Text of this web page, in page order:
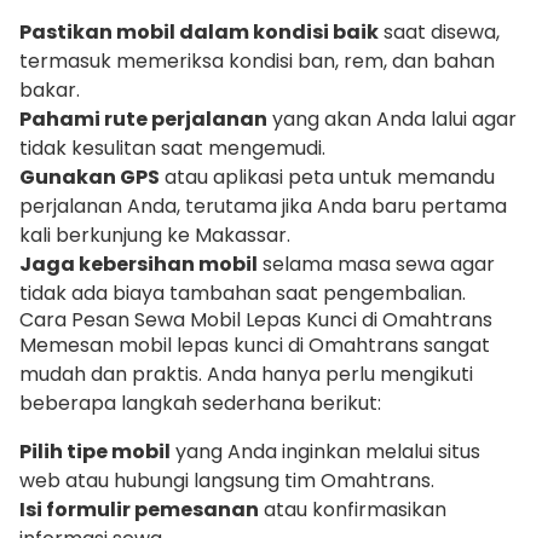
Pastikan mobil dalam kondisi baiksaat disewa,
termasuk memeriksa kondisi ban, rem, dan bahan
bakar.
Pahami rute perjalanan yang akan Anda lalui agar
tidak kesulitan saat mengemudi.
Gunakan GPS atau aplikasi peta untuk memandu
perjalanan Anda, terutama jika Anda baru pertama
kali berkunjung ke Makassar.
Jaga kebersihan mobil selama masa sewa agar
tidak ada biaya tambahan saat pengembalian.
Cara Pesan Sewa Mobil Lepas Kunci di Omahtrans
Memesan mobil lepas kunci di Omahtrans sangat
mudah dan praktis. Anda hanya perlu mengikuti
beberapa langkah sederhana berikut:
Pilih tipe mobil yang Anda inginkan melalui situs
web atau hubungi langsung tim Omahtrans.
Isi formulir pemesanan atau konfirmasikan